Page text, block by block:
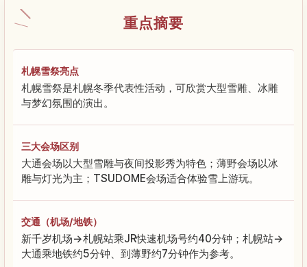
重点摘要
札幌雪祭亮点
札幌雪祭是札幌冬季代表性活动，可欣赏大型雪雕、冰雕
与梦幻氛围的演出。
三大会场区别
大通会场以大型雪雕与夜间投影秀为特色；薄野会场以冰
雕与灯光为主；TSUDOME会场适合体验雪上游玩。
交通（机场/地铁）
新千岁机场→札幌站乘JR快速机场号约40分钟；札幌站→
大通乘地铁约5分钟、到薄野约7分钟作为参考。